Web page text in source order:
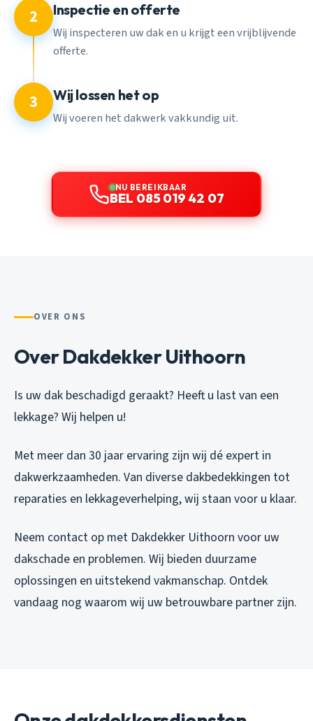
2 Inspectie en offerte
Wij inspecteren uw dak en u krijgt een vrijblijvende
offerte.
3 Wij lossen het op
Wij voeren het dakwerk vakkundig uit.
NU BEREIKBAAR
BEL 085 019 42 07
OVER ONS
Over Dakdekker Uithoorn
Is uw dak beschadigd geraakt? Heeft u last van een
lekkage? Wij helpen u!
Met meer dan 30 jaar ervaring zijn wij dé expert in
dakwerkzaamheden. Van diverse dakbedekkingen tot
reparaties en lekkageverhelping, wij staan voor u klaar.
Neem contact op met Dakdekker Uithoorn voor uw
dakschade en problemen. Wij bieden duurzame
oplossingen en uitstekend vakmanschap. Ontdek
vandaag nog waarom wij uw betrouwbare partner zijn.